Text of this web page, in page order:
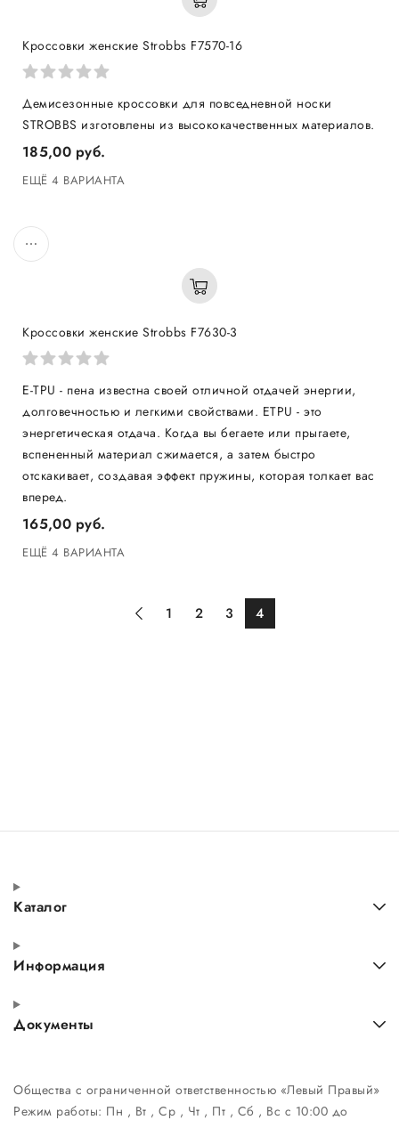
Кроссовки женские Strobbs F7570-16
​Демисезонные кроссовки для повседневной носки
STROBBS изготовлены из высококачественных материалов.
185,00 руб.
ЕЩЁ 4 ВАРИАНТА
Кроссовки женские Strobbs F7630-3
E-TPU - пена известна своей отличной отдачей энергии,
долговечностью и легкими свойствами. ETPU - это
энергетическая отдача. Когда вы бегаете или прыгаете,
вспененный материал сжимается, а затем быстро
отскакивает, создавая эффект пружины, которая толкает вас
вперед.
165,00 руб.
ЕЩЁ 4 ВАРИАНТА
1 2 3 4
Каталог
Информация
Документы
Общества с ограниченной ответственностью «Левый Правый»
Режим работы: Пн , Вт , Ср , Чт , Пт , Сб , Вс c 10:00 до